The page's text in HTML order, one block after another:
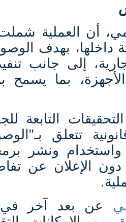
أن العملية
داخلها، بهدف
إلى جانب
الأجهزة، بما
التابعة
تتعلق
ونشر
دون الإعلان عن
.
عن بعد آخر في